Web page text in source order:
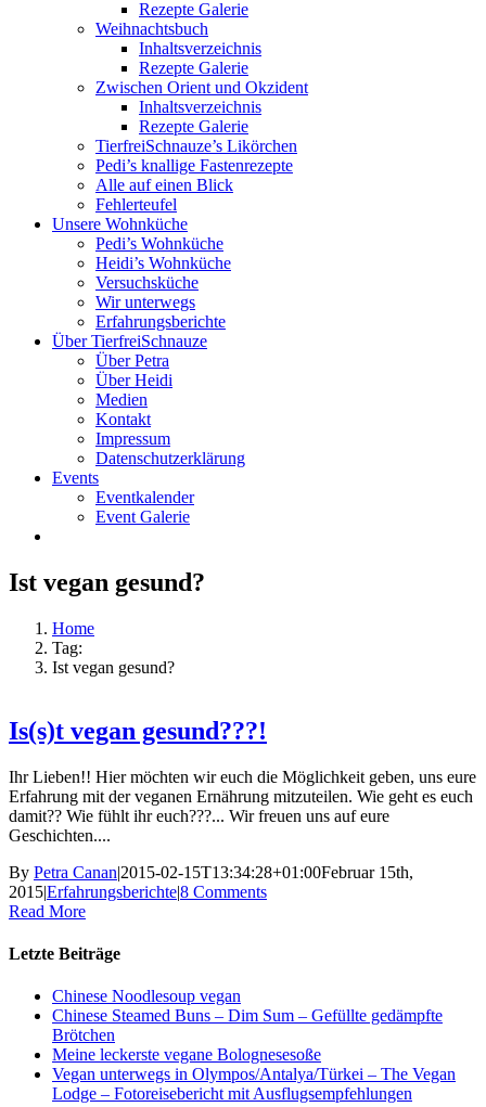
Rezepte Galerie
Weihnachtsbuch
Inhaltsverzeichnis
Rezepte Galerie
Zwischen Orient und Okzident
Inhaltsverzeichnis
Rezepte Galerie
TierfreiSchnauze’s Likörchen
Pedi’s knallige Fastenrezepte
Alle auf einen Blick
Fehlerteufel
Unsere Wohnküche
Pedi’s Wohnküche
Heidi’s Wohnküche
Versuchsküche
Wir unterwegs
Erfahrungsberichte
Über TierfreiSchnauze
Über Petra
Über Heidi
Medien
Kontakt
Impressum
Datenschutzerklärung
Events
Eventkalender
Event Galerie
Ist vegan gesund?
Home
Tag:
Ist vegan gesund?
Is(s)t vegan gesund???!
Ihr Lieben!! Hier möchten wir euch die Möglichkeit geben, uns eure
Erfahrung mit der veganen Ernährung mitzuteilen. Wie geht es euch
damit?? Wie fühlt ihr euch???... Wir freuen uns auf eure
Geschichten....
By Petra Canan|2015-02-15T13:34:28+01:00Februar 15th,
2015|Erfahrungsberichte|8 Comments
Read More
Letzte Beiträge
Chinese Noodlesoup vegan
Chinese Steamed Buns – Dim Sum – Gefüllte gedämpfte
Brötchen
Meine leckerste vegane Bolognesesoße
Vegan unterwegs in Olympos/Antalya/Türkei – The Vegan
Lodge – Fotoreisebericht mit Ausflugsempfehlungen